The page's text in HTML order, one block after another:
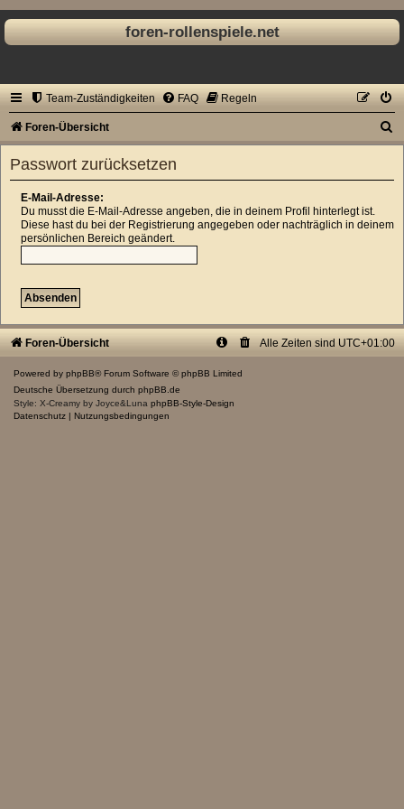
foren-rollenspiele.net
Team-Zuständigkeiten FAQ Regeln
Foren-Übersicht
Passwort zurücksetzen
E-Mail-Adresse:
Du musst die E-Mail-Adresse angeben, die in deinem Profil hinterlegt ist.
Diese hast du bei der Registrierung angegeben oder nachträglich in deinem
persönlichen Bereich geändert.
Foren-Übersicht Alle Zeiten sind UTC+01:00
Powered by phpBB® Forum Software © phpBB Limited
Deutsche Übersetzung durch phpBB.de
Style: X-Creamy by Joyce&Luna phpBB-Style-Design
Datenschutz
Nutzungsbedingungen